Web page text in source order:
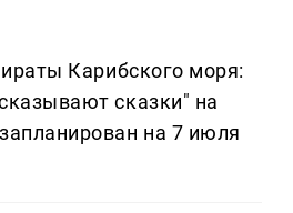
Карибского моря:
сказки" на
на 7 июля